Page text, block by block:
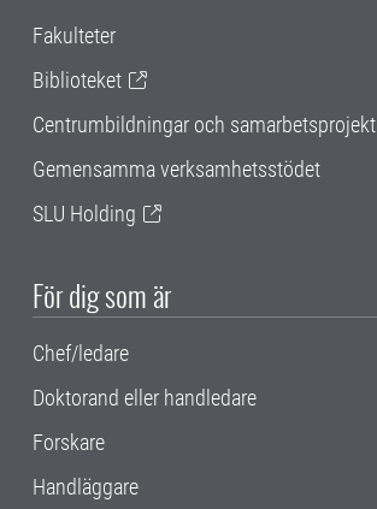
Fakulteter
Biblioteket
Centrumbildningar och samarbetsprojekt
Gemensamma verksamhetsstödet
SLU Holding
För dig som är
Chef/ledare
Doktorand eller handledare
Forskare
Handläggare